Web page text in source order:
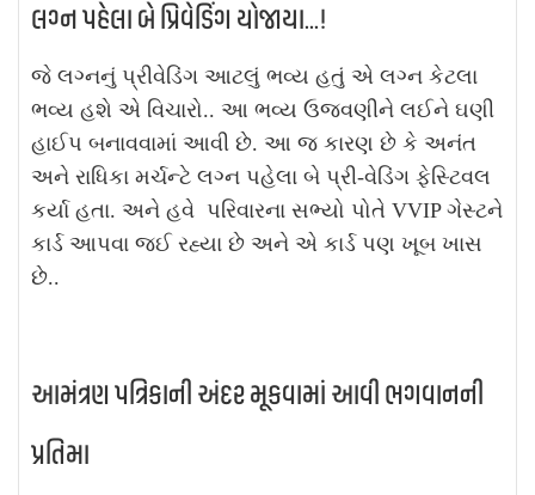
લગ્ન પહેલા બે પ્રિવેડિંગ યોજાયા...!
જે લગ્નનું પ્રીવેડિંગ આટલું ભવ્ય હતું એ લગ્ન કેટલા
ભવ્ય હશે એ વિચારો.. આ ભવ્ય ઉજવણીને લઈને ઘણી
હાઈપ બનાવવામાં આવી છે. આ જ કારણ છે કે અનંત
અને રાધિકા મર્ચન્ટે લગ્ન પહેલા બે પ્રી-વેડિંગ ફેસ્ટિવલ
કર્યા હતા. અને હવે પરિવારના સભ્યો પોતે VVIP ગેસ્ટને
કાર્ડ આપવા જઈ રહ્યા છે અને એ કાર્ડ પણ ખૂબ ખાસ
છે..
આમંત્રણ પત્રિકાની અંદર મૂકવામાં આવી ભગવાનની
પ્રતિમા